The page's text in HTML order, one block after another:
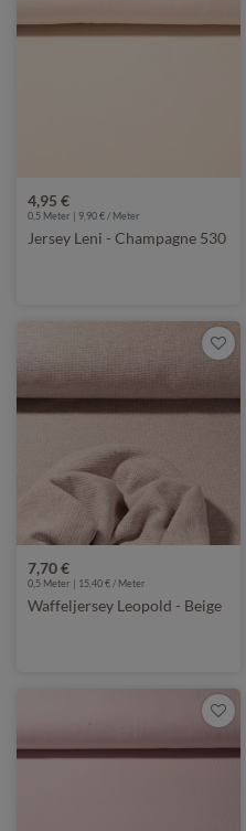
4,95 €
0,5 Meter | 9,90 € / Meter
Jersey Leni - Champagne 530
7,70 €
0,5 Meter | 15,40 € / Meter
Waffeljersey Leopold - Beige